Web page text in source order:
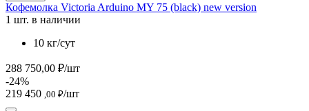
Кофемолка Victoria Arduino MY 75 (black) new version
1 шт. в наличии
10 кг/сут
288 750,00 ₽/шт
-24%
219 450 ,00 ₽/шт